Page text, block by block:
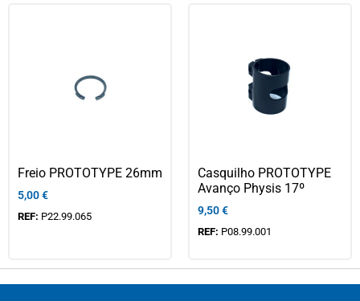
Freio PROTOTYPE 26mm
5,00€
REF: P22.99.065
Casquilho PROTOTYPE
Avanço Physis 17º
9,50€
REF: P08.99.001